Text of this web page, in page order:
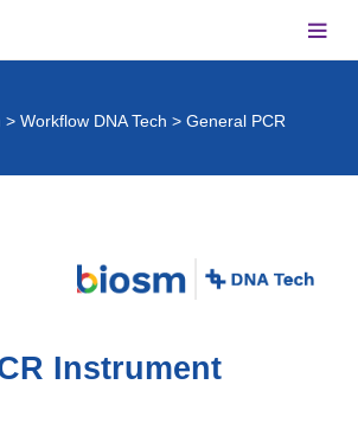
> Workflow DNA Tech > General PCR
Instrument